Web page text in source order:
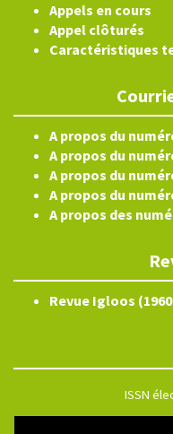
Appels en cours
Appel clôturés
Caractéristiques
A propos du
A propos du
A propos du
A propos du
A propos des
Revue Igloos
ISSN